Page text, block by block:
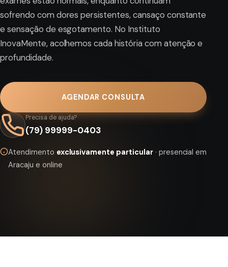
sofrendo com dores persistentes, cansaço constante
e sensação de esgotamento. No Instituto
InovaMente, acolhemos cada história com atenção e
profundidade.
AGENDAR CONSULTA
Precisa de ajuda?
(79) 99999-0403
Atendimento exclusivamente particular· presencial em
Aracaju e online